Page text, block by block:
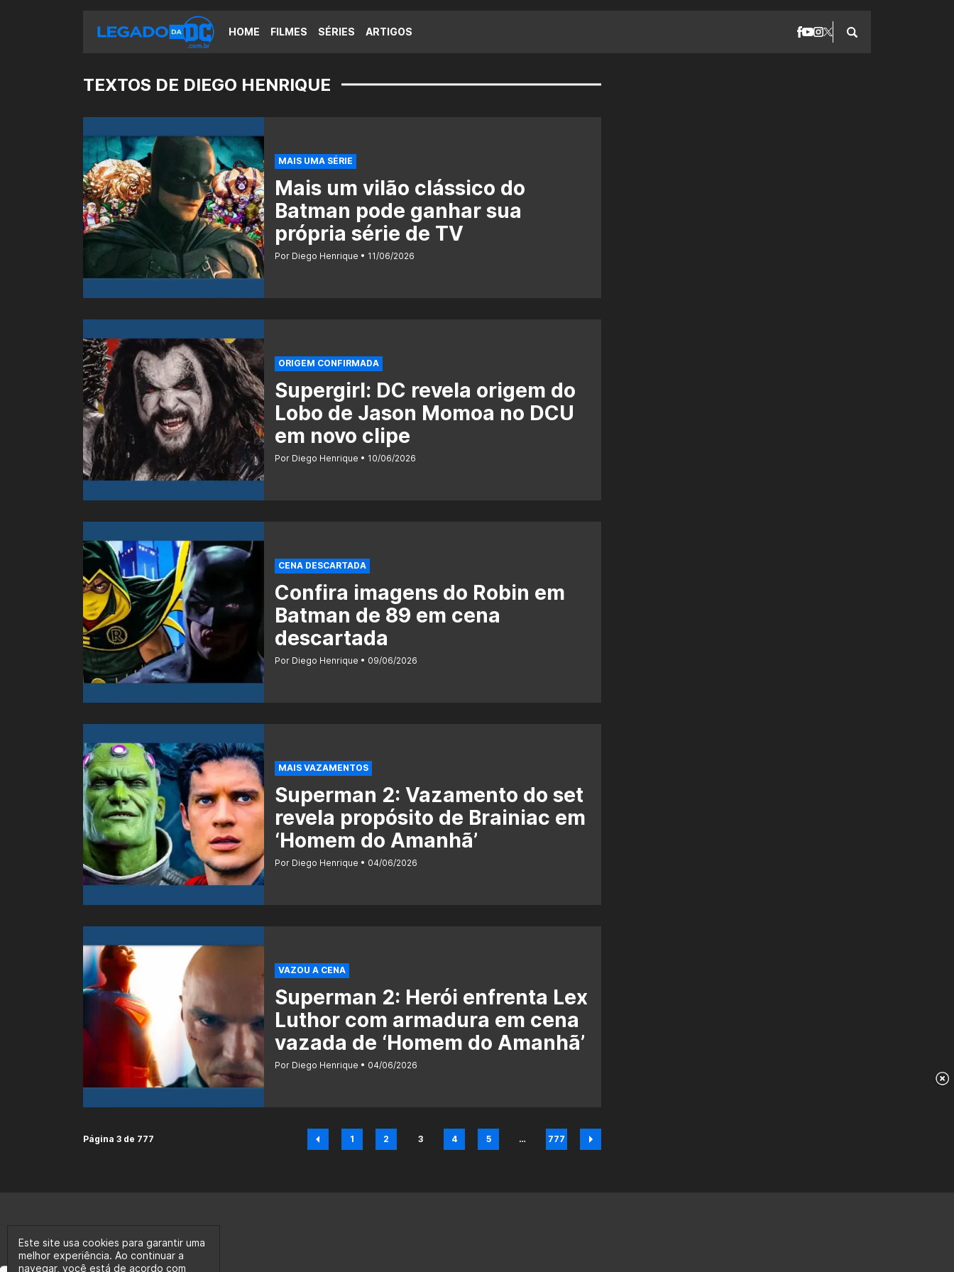
HOME FILMES SÉRIES ARTIGOS
TEXTOS DE DIEGO HENRIQUE
MAIS UMA SÉRIE
Mais um vilão clássico do
Batman pode ganhar sua
própria série de TV
Por Diego Henrique 11/06/2026
ORIGEM CONFIRMADA
Supergirl: DC revela origem do
Lobo de Jason Momoa no DCU
em novo clipe
Por Diego Henrique 10/06/2026
CENA DESCARTADA
Confira imagens do Robin em
Batman de 89 em cena
descartada
Por Diego Henrique 09/06/2026
MAIS VAZAMENTOS
Superman 2: Vazamento do set
revela propósito de Brainiac em
‘Homem do Amanhã’
Por Diego Henrique 04/06/2026
VAZOU A CENA
Superman 2: Herói enfrenta Lex
Luthor com armadura em cena
vazada de ‘Homem do Amanhã’
Por Diego Henrique 04/06/2026
Página 3 de 777
Página
1
Página
2
Página
3
Página
4
Página
5
…
Página
777
Este site usa cookies para garantir uma
melhor experiência. Ao continuar a
navegar, você está de acordo com